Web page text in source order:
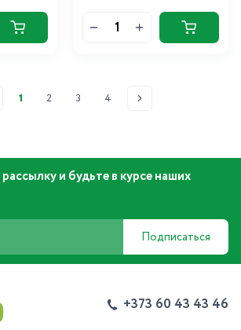
1 2 3 4
и будьте в курсе наших
Подписаться
+373 60 43 43 46